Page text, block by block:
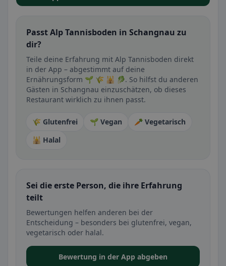
Passt Alp Tannisboden in Schangnau zu
dir?
Teile deine Erfahrung mit Alp Tannisboden direkt
in der App – abgestimmt auf deine
Ernährungsform 🌱 🌾 🕌 🥬. So hilfst du anderen
Gästen in Schangnau einzuschätzen, ob dieses
Restaurant wirklich zu ihnen passt.
🌾 Glutenfrei 🌱 Vegan
🥕 Vegetarisch
🕌 Halal
Sei die erste Person, die ihre Erfahrung
teilt
Bewertungen helfen anderen bei der
Entscheidung – besonders bei glutenfrei, vegan,
vegetarisch oder halal.
Bewertung in der App abgeben